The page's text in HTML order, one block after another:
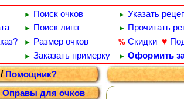
► Поиск очков ► Указать
► Поиск линз ► Прочитать
► Размер очков % Скидки ♥
► Заказать примерку ► Оформить
/Помощник?
Оправы для очков